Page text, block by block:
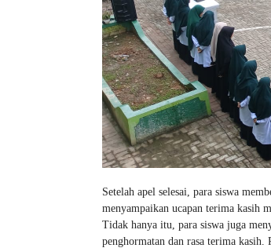
Setelah apel selesai, para siswa
menyampaikan ucapan terima kasih
Tidak hanya itu, para siswa juga
penghormatan dan rasa terima